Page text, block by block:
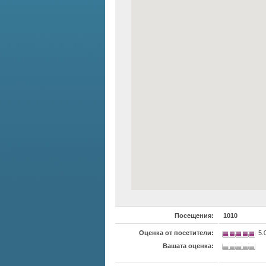
Посещения: 1010
Оценка от посетители:
Вашата оценка: